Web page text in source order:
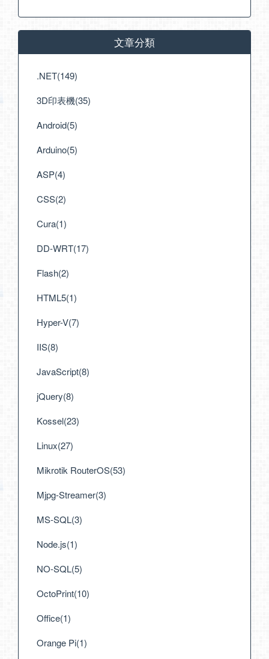
文章分類
.NET(149)
3D印表機(35)
Android(5)
Arduino(5)
ASP(4)
CSS(2)
Cura(1)
DD-WRT(17)
Flash(2)
HTML5(1)
Hyper-V(7)
IIS(8)
JavaScript(8)
jQuery(8)
Kossel(23)
Linux(27)
Mikrotik RouterOS(53)
Mjpg-Streamer(3)
MS-SQL(3)
Node.js(1)
NO-SQL(5)
OctoPrint(10)
Office(1)
Orange Pi(1)